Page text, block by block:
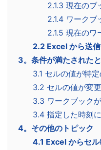
2.1.3 現在のブ
2.1.4 ワークブ
2.1.5 現在のワ
2.2 Excel から送
3。条件が満たされた
3.1 セルの値が特
3.2 セルの値が変
3.3 ワークブック
3.4 指定した時刻
4。その他のトピック
4.1 Excel からセ